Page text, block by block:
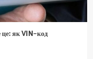
це: як VIN-код